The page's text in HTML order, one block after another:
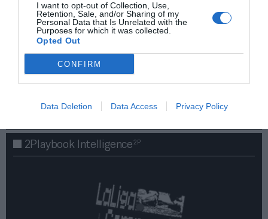
I want to opt-out of Collection, Use,
Retention, Sale, and/or Sharing of my
Personal Data that Is Unrelated with the
Purposes for which it was collected.
Opted Out
CONFIRM
Data Deletion Data Access Privacy Policy
y eventos para Socios!​​​​​​​
Publicidad
2Playbook Intelligence2P